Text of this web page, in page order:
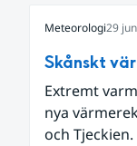
Meteorologi29
Skånskt
Extremt
nya
och